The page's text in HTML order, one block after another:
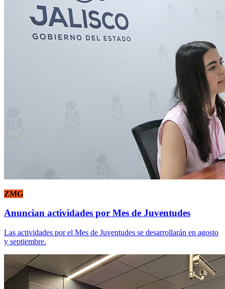
ZMG
Anuncian actividades por Mes de Juventudes
Las actividades por el Mes de Juventudes se desarrollarán en agosto
y septiembre.